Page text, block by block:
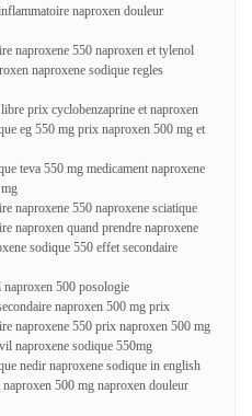
naproxen douleur
naproxene 550 naproxen et tylenol
naproxene sodique regles
prix cyclobenzaprine et naproxen
eg 550 mg prix naproxen 500 mg et
teva 550 mg medicament naproxene
naproxene 550 naproxene sciatique
naproxen quand prendre naproxene
sodique 550 effet secondaire
naproxen 500 posologie
naproxen 500 mg prix
naproxene 550 prix naproxen 500 mg
naproxene sodique 550mg
nedir naproxene sodique in english
naproxen 500 mg naproxen douleur